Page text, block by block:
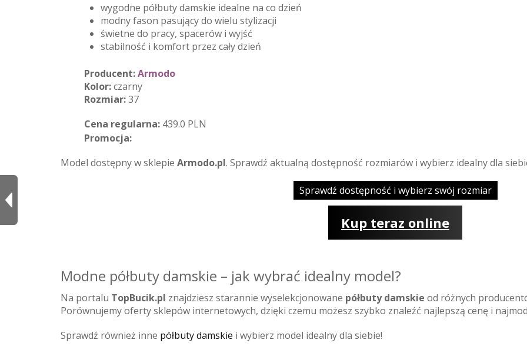
wygodne półbuty damskie idealne na co dzień
modny fason pasujący do wielu stylizacji
świetne do pracy, spacerów i wyjść
stabilność i komfort przez cały dzień
Producent:Armodo
Kolor:czarny
Rozmiar:37
Cena regularna: 439.0 PLN
Promocja:
Model dostępny w sklepie Armodo.pl. Sprawdź aktualną dostępność rozmiarów i wybierz idealny dla
Sprawdź dostępność i wybierz swój rozmiar
Kup teraz online
Modne półbuty damskie – jak wybrać idealny model?
Na portalu TopBucik.pl znajdziesz starannie wyselekcjonowane półbuty damskie od różnych
Porównujemy oferty sklepów internetowych, dzięki czemu możesz szybko znaleźć najlepszą cenę i
Sprawdź również inne półbuty damskie i wybierz model idealny dla siebie!